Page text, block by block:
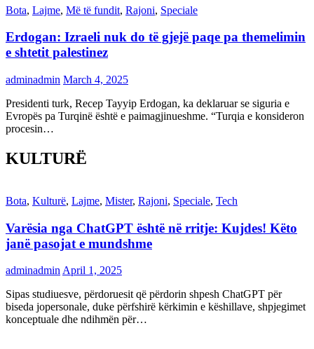
Bota, Lajme, Më të fundit, Rajoni, Speciale
Erdogan: Izraeli nuk do të gjejë paqe pa themelimin
e shtetit palestinez
adminadmin March 4, 2025
Presidenti turk, Recep Tayyip Erdogan, ka deklaruar se siguria e
Evropës pa Turqinë është e paimagjinueshme. “Turqia e konsideron
procesin…
KULTURË
Bota, Kulturë, Lajme, Mister, Rajoni, Speciale, Tech
Varësia nga ChatGPT është në rritje: Kujdes! Këto
janë pasojat e mundshme
adminadmin April 1, 2025
Sipas studiuesve, përdoruesit që përdorin shpesh ChatGPT për
biseda jopersonale, duke përfshirë kërkimin e këshillave, shpjegimet
konceptuale dhe ndihmën për…